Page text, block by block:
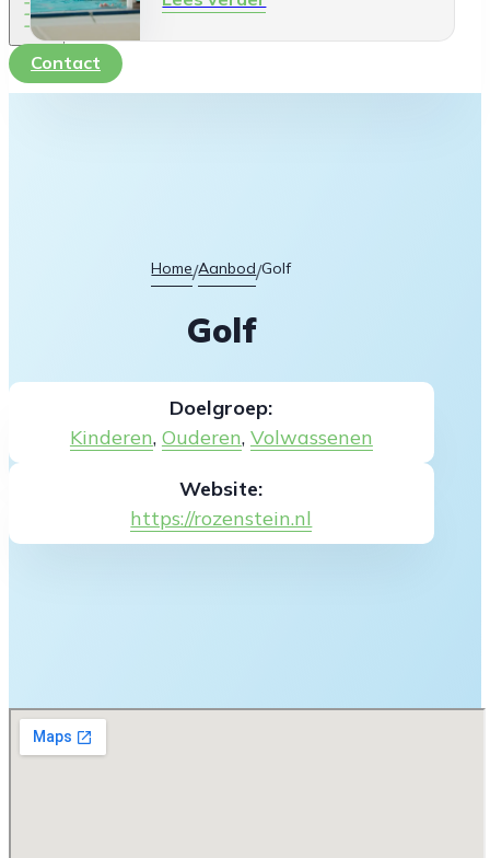
Contact
Home/Aanbod/Golf
Golf
Doelgroep:
Kinderen, Ouderen, Volwassenen
Website:
https://rozenstein.nl